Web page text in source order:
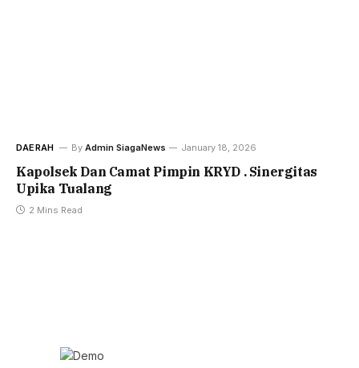
DAERAH By Admin SiagaNews January 18, 2026
Kapolsek Dan Camat Pimpin KRYD . Sinergitas
Upika Tualang
2 Mins Read